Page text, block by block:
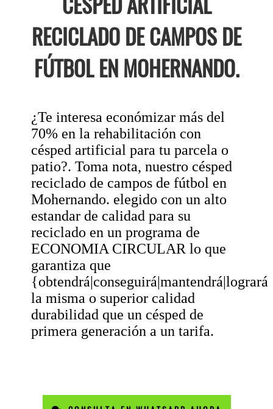
RECICLADO DE CAMPOS DE
FÚTBOL EN MOHERNANDO.
¿Te interesa económizar más del
70% en la rehabilitación con
césped artificial para tu parcela o
patio?. Toma nota, nuestro césped
reciclado de campos de fútbol en
Mohernando. elegido con un alto
estandar de calidad para su
reciclado en un programa de
ECONOMIA CIRCULAR lo que
garantiza que
{obtendrá|conseguirá|mantendrá|logrará
la misma o superior calidad
durabilidad que un césped de
primera generación a un tarifa.